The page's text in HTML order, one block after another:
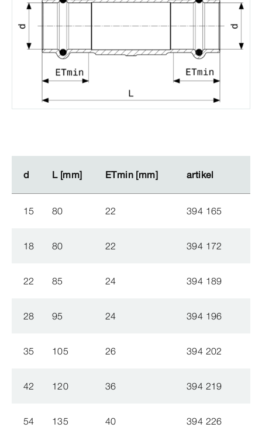
d L [mm] ETmin [mm] artikel
d L [mm] ETmin [mm] artikel
15 80 22 394 165
18 80 22 394 172
22 85 24 394 189
28 95 24 394 196
35 105 26 394 202
42 120 36 394 219
54 135 40 394 226